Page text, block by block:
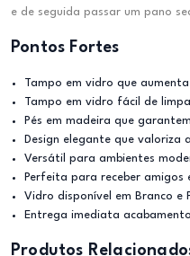
e de seguida passar um pano
Pontos Fortes
Tampo em vidro que
Tampo em vidro fácil de
Pés em madeira que
Design elegante que valoriza
Versátil para ambientes
Perfeita para receber amigos
Vidro disponível em Branco e
Entrega imediata
Produtos